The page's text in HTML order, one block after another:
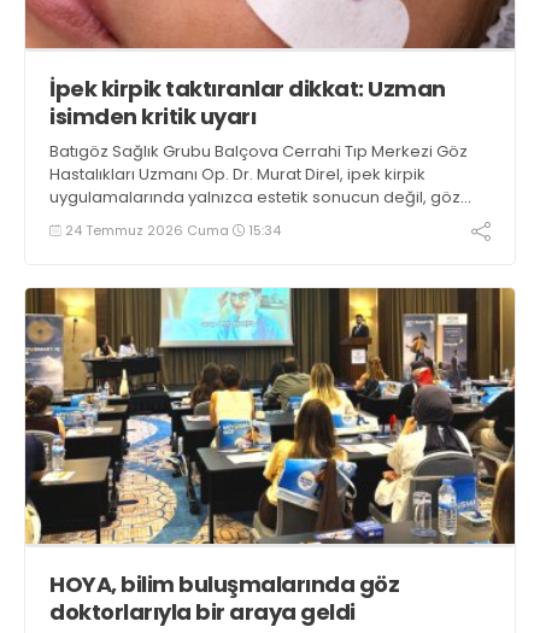
İpek kirpik taktıranlar dikkat: Uzman
isimden kritik uyarı
Batıgöz Sağlık Grubu Balçova Cerrahi Tıp Merkezi Göz
Hastalıkları Uzmanı Op. Dr. Murat Direl, ipek kirpik
uygulamalarında yalnızca estetik sonucun değil, göz
sağlığının korunmasının da ön planda tutulması
gerektiğini belirtiyor
24 Temmuz 2026 Cuma 15:34
HOYA, bilim buluşmalarında göz
doktorlarıyla bir araya geldi